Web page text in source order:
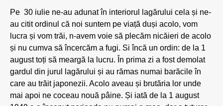
Pe 30 iulie ne-au adunat în interiorul lagărului cela și ne-
au citit ordinul că noi suntem pe viață duși acolo, vom
lucra și vom trăi, n-avem voie să plecăm nicăieri de acolo
și nu cumva să încercăm a fugi. Si încă un ordin: de la 1
august toți să meargă la lucru. În prima zi a fost demolat
gardul din jurul lagărului și au rămas numai barăcile în
care au trăit japonezii. Acolo aveau și brutăria lor unde
mai apoi ne coceau nouă pâine. Și iată de la 1 august